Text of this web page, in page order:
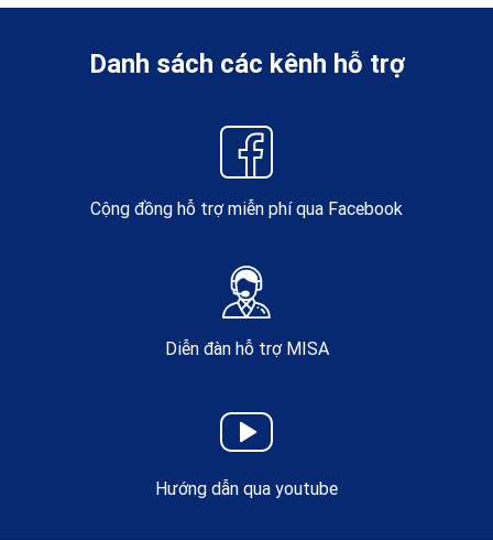
Danh sách các kênh hỗ trợ
Cộng đồng hỗ trợ miễn phí qua Facebook
Diễn đàn hỗ trợ MISA
Hướng dẫn qua youtube